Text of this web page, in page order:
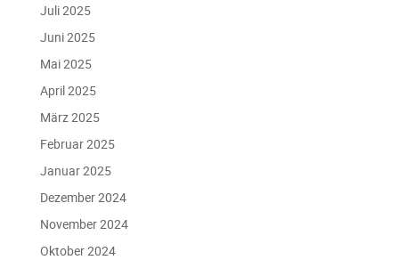
Juli 2025
Juni 2025
Mai 2025
April 2025
März 2025
Februar 2025
Januar 2025
Dezember 2024
November 2024
Oktober 2024